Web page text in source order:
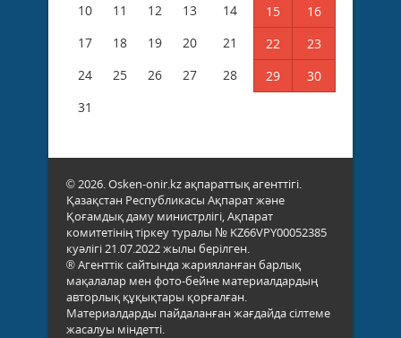
10
11 12 13 14 15
16
17
18 19 20 21 22
23
24
25 26 27 28 29
30
31
© 2026. Osken-onir.kz ақпараттық агенттігі.
Қазақстан Республикасы Ақпарат және
Қоғамдық даму министрлігі, Ақпарат
комитетінің тіркеу туралы № KZ66VPY00052385
куәлігі 21.07.2022 жылы берілген.
® Агенттік сайтында жарияланған барлық
мақалалар мен фото-бейне материалдардың
авторлық құқықтары қорғалған.
Материалдарды пайдаланған жағдайда сілтеме
жасалуы міндетті.